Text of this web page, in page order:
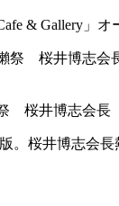
& Gallery」オ
祭 桜井博志会長
。桜井博志会長